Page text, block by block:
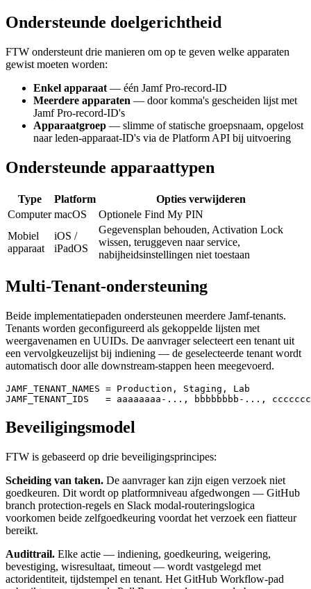
Ondersteunde doelgerichtheid
FTW ondersteunt drie manieren om op te geven welke apparaten
gewist moeten worden:
Enkel apparaat — één Jamf Pro-record-ID
Meerdere apparaten — door komma's gescheiden lijst met
Jamf Pro-record-ID's
Apparaatgroep — slimme of statische groepsnaam, opgelost
naar leden-apparaat-ID's via de Platform API bij uitvoering
Ondersteunde apparaattypen
Type Platform
Opties verwijderen
Computer macOS
Optionele Find My PIN
Mobiel
apparaat
iOS /
iPadOS
Gegevensplan behouden, Activation Lock
wissen, teruggeven naar service,
nabijheidsinstellingen niet toestaan
Multi-Tenant-ondersteuning
Beide implementatiepaden ondersteunen meerdere Jamf-tenants.
Tenants worden geconfigureerd als gekoppelde lijsten met
weergavenamen en UUIDs. De aanvrager selecteert een tenant uit
een vervolgkeuzelijst bij indiening — de geselecteerde tenant wordt
automatisch door alle downstream-stappen heen meegevoerd.
JAMF_TENANT_NAMES = Production, Staging, Lab
Beveiligingsmodel
FTW is gebaseerd op drie beveiligingsprincipes:
Scheiding van taken. De aanvrager kan zijn eigen verzoek niet
goedkeuren. Dit wordt op platformniveau afgedwongen — GitHub
branch protection-regels en Slack modal-routeringslogica
voorkomen beide zelfgoedkeuring voordat het verzoek een fiatteur
bereikt.
Audittrail. Elke actie — indiening, goedkeuring, weigering,
bevestiging, wisresultaat, timeout — wordt vastgelegd met
actoridentiteit, tijdstempel en tenant. Het GitHub Workflow-pad